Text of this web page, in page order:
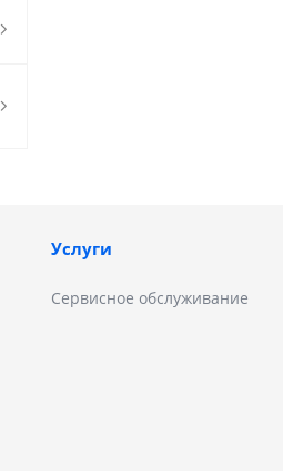
Услуги
Сервисное обслуживание